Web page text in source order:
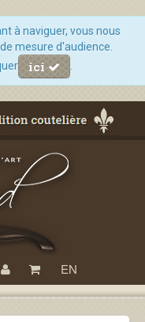
à naviguer, vous nous
mesure d'audience.
ici
EN